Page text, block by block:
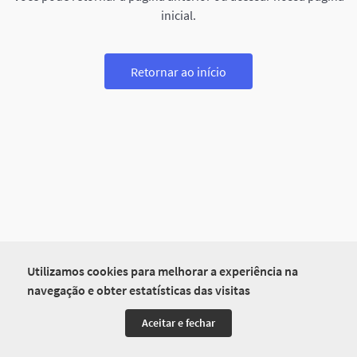
Utilizamos cookies para melhorar a experiência na
navegação e obter estatísticas das visitas
Aceitar e fechar
inicial.
Retornar ao início